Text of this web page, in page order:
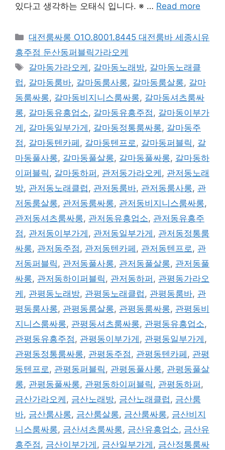
있다고 생각하는 오태식 입니다. ※ … Read more
카
테
고
리
대전룸싸롱 O1O.8001.8445 대전룸바 세종시유
흥주점 둔산동퍼블릭가라오케
태
그
갈마동가라오케 , 갈마동노래방, 갈마동노래클
럽 , 갈마동룸바, 갈마동룸사롱, 갈마동룸살롱, 갈마
동룸싸롱, 갈마동비지니스룸싸롱, 갈마동셔츠룸싸
롱, 갈마동유흥업소, 갈마동유흥주점 , 갈마동이부가
게 , 갈마동일부가게 , 갈마동정통룸싸롱, 갈마동주
점 , 갈마동텐카페 , 갈마동텐프로 , 갈마동퍼블릭 , 갈
마동풀사롱, 갈마동풀살롱, 갈마동풀싸롱, 갈마동하
이퍼블릭 , 갈마동하퍼 , 관저동가라오케 , 관저동노래
방, 관저동노래클럽 , 관저동룸바, 관저동룸사롱, 관
저동룸살롱, 관저동룸싸롱, 관저동비지니스룸싸롱,
관저동셔츠룸싸롱, 관저동유흥업소, 관저동유흥주
점 , 관저동이부가게 , 관저동일부가게 , 관저동정통룸
싸롱, 관저동주점 , 관저동텐카페 , 관저동텐프로 , 관
저동퍼블릭 , 관저동풀사롱, 관저동풀살롱, 관저동풀
싸롱, 관저동하이퍼블릭 , 관저동하퍼 , 관평동가라오
케 , 관평동노래방, 관평동노래클럽 , 관평동룸바, 관
평동룸사롱, 관평동룸살롱, 관평동룸싸롱, 관평동비
지니스룸싸롱, 관평동셔츠룸싸롱, 관평동유흥업소,
관평동유흥주점 , 관평동이부가게 , 관평동일부가게 ,
관평동정통룸싸롱, 관평동주점 , 관평동텐카페 , 관평
동텐프로 , 관평동퍼블릭 , 관평동풀사롱, 관평동풀살
롱, 관평동풀싸롱, 관평동하이퍼블릭 , 관평동하퍼 ,
금산가라오케 , 금산노래방, 금산노래클럽 , 금산룸
바, 금산룸사롱, 금산룸살롱, 금산룸싸롱, 금산비지
니스룸싸롱, 금산셔츠룸싸롱, 금산유흥업소, 금산유
흥주점 , 금산이부가게 , 금산일부가게 , 금산정통룸싸